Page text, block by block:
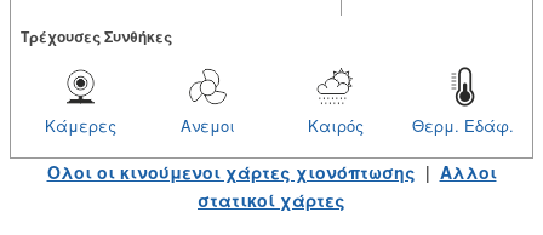
Tρέχουσες Συνθήκες
Θερμ. Εδάφ.
Καιρός
Ανεμοι
Κάμερες
Ολοι οι κινούμενοι χάρτες χιονόπτωσης | Αλλοι
στατικοί χάρτες